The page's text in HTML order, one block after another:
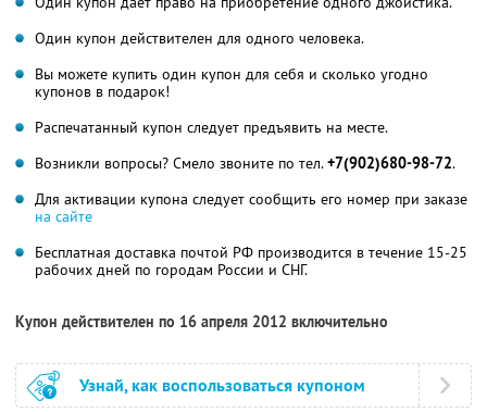
Один купон действителен для одного человека.
Вы можете купить один купон для себя и сколько угодно
купонов в подарок!
Распечатанный купон следует предъявить на месте.
Возникли вопросы? Смело звоните по тел.+7(902)680-98-72.
Для активации купона следует сообщить его номер при заказе
на сайте
Бесплатная доставка почтой РФ производится в течение 15-25
рабочих дней по городам России и СНГ.
Купон действителен по 16 апреля 2012 включительно
Узнай, как воспользоваться купоном